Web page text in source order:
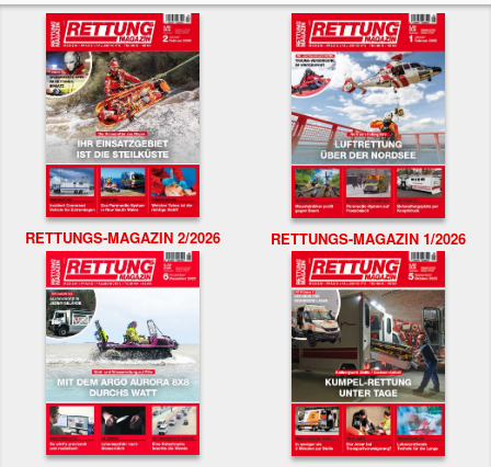
RETTUNGS-MAGAZIN 2/2026 RETTUNGS-MAGAZIN 1/2026